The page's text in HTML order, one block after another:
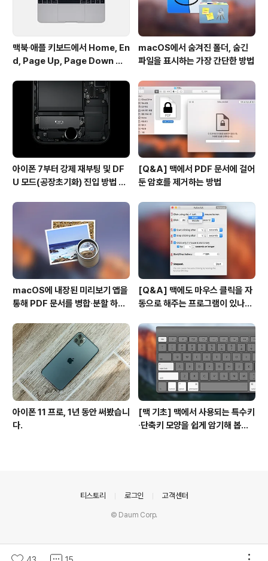
맥북∙애플 키보드에서 Home, En
d, Page Up, Page Down 키
macOS에서 숨겨진 폴더, 숨긴
파일을 표시하는 가장 간단한 방법
아이폰 7부터 강제 재부팅 및 DF
U 모드(공장초기화) 진입 방법 변
[Q&A] 맥에서 PDF 문서에 걸어
둔 암호를 제거하는 방법
macOS에 내장된 미리보기 앱을
통해 PDF 문서를 병합∙분할 하는
[Q&A] 맥에도 마우스 클릭을 자
동으로 해주는 프로그램이 있나
아이폰 11 프로, 1년 동안 써봤습니
다.
[맥 기초] 맥에서 사용되는 특수키
∙단축키 모양을 쉽게 암기해 봅시
티스토리 로그인 고객센터
© Daum Corp.